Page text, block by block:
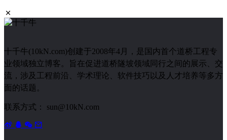
十千牛(10kN.com)创建于2008年4月，是国内首个道桥工程专
业领域独立博客。旨在促进道桥隧坡领域同行之间的展示、交
流，涉及工程前沿、学术理论、软件技巧以及人才培养等多方
面的话题。
联系方式： sun@10kN.com